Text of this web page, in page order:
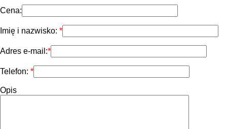
Cena:
Imię i nazwisko:
Adres e-mail:
Telefon:
Opis